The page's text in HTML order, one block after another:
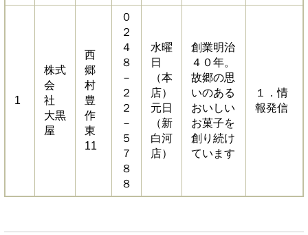
1
株式
会
社
大黒
屋
西
郷
村
豊
作
東
11
０
２
４
８
－
２
２
－
５
７
８
８
水曜
日
（本
店）
元日
（新
白河
店）
創業明治
４０年。
故郷の思
いのある
おいしい
お菓子を
創り続け
ています
１．情
報発信